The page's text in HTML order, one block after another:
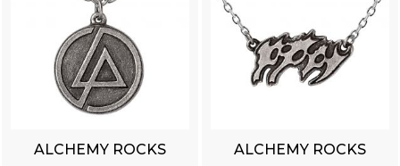
ALCHEMY ROCKS ALCHEMY ROCKS